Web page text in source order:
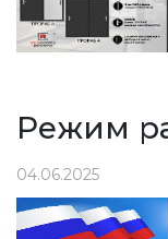
Режим
04.06.2025